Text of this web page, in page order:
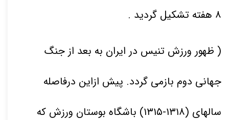
۸ هفته تشکیل گردید .
( ظهور ورزش تنیس در ایران به بعد از جنگ
جهانی دوم بازمی گردد. پیش ازاین درفاصله
سالهای (۱۳۱۵-۱۳۱۸) باشگاه بوستان ورزش که